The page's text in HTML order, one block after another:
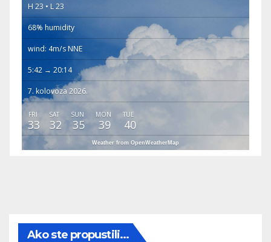
H 23 • L 23
68% humidity
wind: 4m/s NNE
5:42 → 20:14
7. kolovoza 2026.
FRI
33
SAT
32
SUN
35
MON
39
TUE
40
Weather from OpenWeatherMap
Ako ste propustili...